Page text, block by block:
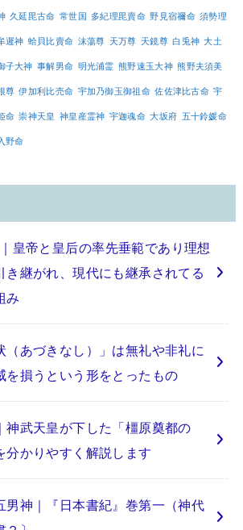
久延毘古命 常世国 多紀理毘賣命 野見宿禰命 須勢理
遲神 蛤貝比賣命 沫蕩尊 天万尊 天鏡尊 白兎神 大土
子大神 事解男命 明光浦霊 熊野速玉大神 熊野夫須美
尊 伊加利比売命 宇加乃御玉御祖命 佐佐津比古命 宇
命 崇神天皇 神皇産霊神 宇迦魂命 大坂府 五十鈴媛命
野命
皇帝と皇后の率先垂範であり理想
き継がれ、現代にも継承されてる
み
（あづきなし）」は無礼や非礼に
を損うという形をとったもの
神武天皇が下した「橿原奠都の
分かりやすく解説します
男神｜『日本書紀』巻第一（神代